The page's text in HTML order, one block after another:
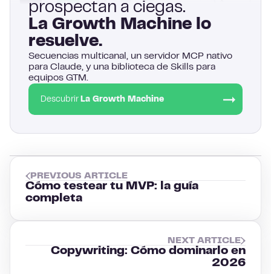
prospectan a ciegas.
La Growth Machine lo
resuelve.
Secuencias multicanal, un servidor MCP nativo
para Claude, y una biblioteca de Skills para
equipos GTM.
Descubrir La Growth Machine
PREVIOUS ARTICLE
Cómo testear tu MVP: la guía
completa
NEXT ARTICLE
Copywriting: Cómo dominarlo en
2026